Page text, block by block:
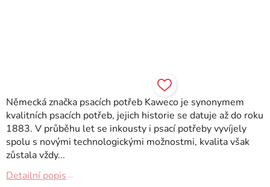
Německá značka psacích potřeb Kaweco je synonymem
kvalitních psacích potřeb, jejich historie se datuje až do roku
1883. V průběhu let se inkousty i psací potřeby vyvíjely
spolu s novými technologickými možnostmi, kvalita však
zůstala vždy...
Detailní popis